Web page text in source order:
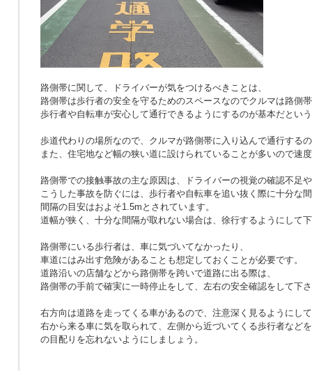
路側帯に関して、ドライバーが気をつけるべきことは、
路側帯は歩行者の安全を守るためのスペースなのでクルマは路側
歩行者や自転車が安心して通行できるようにするのが基本だとい
歩道代わりの場所なので、クルマが路側帯に入り込んで通行する
また、住宅地など幅の狭い道に設けられていることが多いので速
路側帯での接触事故の主な原因は、ドライバーの視覚の確認不足
こうした事故を防ぐには、歩行者や自転車を追い抜く際に十分な
間隔の目安はおよそ1.5mとされています。
道幅が狭く、十分な間隔が取れない場合は、徐行するようにして
路側帯にいる歩行者は、車に気づいてなかったり、
車道にはみ出す危険があることも想定しておくことが必要です。
道路沿いの店舗などから路側帯を跨いで道路に出る際は、
路側帯の手前で確実に一時停止をして、左右の安全確認をして下
右方向は道路を走ってくる車があるので、注意深く見るようにし
右から来る車に気を取られて、左側から近づいてくる歩行者など
の目配りを忘れないようにしましょう。